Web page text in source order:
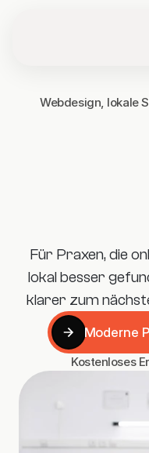
Webdesign, lokale
Für Praxen, die
lokal besser
klarer zum
Moderne
Kostenloses